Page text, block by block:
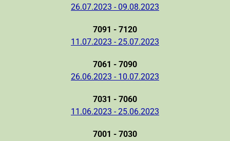
26.07.2023 - 09.08.2023
7091 - 7120
11.07.2023 - 25.07.2023
7061 - 7090
26.06.2023 - 10.07.2023
7031 - 7060
11.06.2023 - 25.06.2023
7001 - 7030